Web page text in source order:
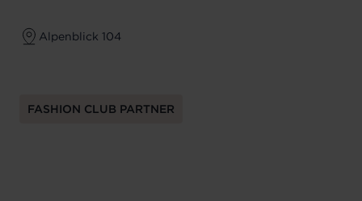
Alpenblick 104
FASHION CLUB PARTNER